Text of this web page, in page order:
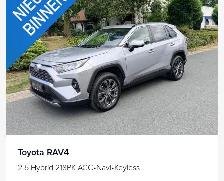
Toyota RAV4
2.5 Hybrid 218PK ACC•Navi•Keyless